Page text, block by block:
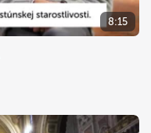
8:15